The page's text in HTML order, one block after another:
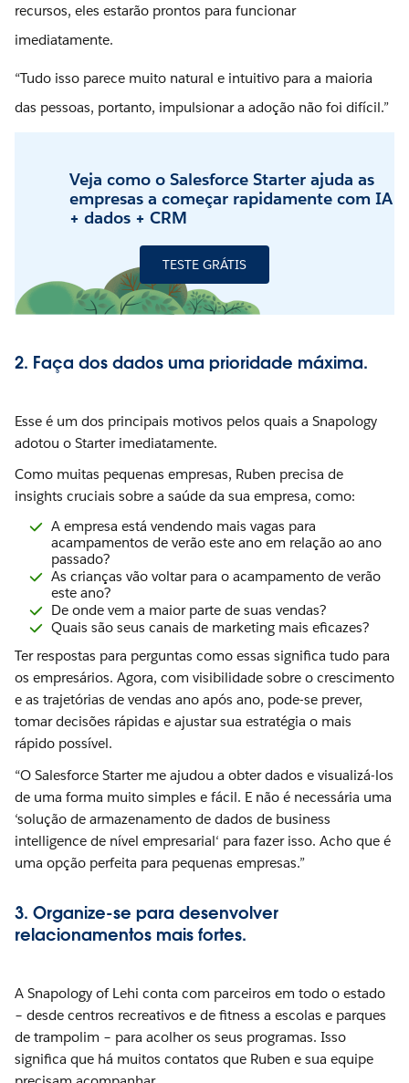
recursos, eles estarão prontos para funcionar
imediatamente.
“Tudo isso parece muito natural e intuitivo para a maioria
das pessoas, portanto, impulsionar a adoção não foi difícil.”
Veja como o Salesforce Starter ajuda as
empresas a começar rapidamente com IA
+ dados + CRM
TESTE GRÁTIS
2. Faça dos dados uma prioridade máxima.
Esse é um dos principais motivos pelos quais a Snapology
adotou o Starter imediatamente.
Como muitas pequenas empresas, Ruben precisa de
insights cruciais sobre a saúde da sua empresa, como:
A empresa está vendendo mais vagas para
acampamentos de verão este ano em relação ao ano
passado?
As crianças vão voltar para o acampamento de verão
este ano?
De onde vem a maior parte de suas vendas?
Quais são seus canais de marketing mais eficazes?
Ter respostas para perguntas como essas significa tudo para
os empresários. Agora, com visibilidade sobre o crescimento
e as trajetórias de vendas ano após ano, pode-se prever,
tomar decisões rápidas e ajustar sua estratégia o mais
rápido possível.
“O Salesforce Starter me ajudou a obter dados e visualizá-los
de uma forma muito simples e fácil. E não é necessária uma
‘solução de armazenamento de dados de business
intelligence de nível empresarial‘ para fazer isso. Acho que é
uma opção perfeita para pequenas empresas.”
3. Organize-se para desenvolver
relacionamentos mais fortes.
A Snapology of Lehi conta com parceiros em todo o estado
– desde centros recreativos e de fitness a escolas e parques
de trampolim – para acolher os seus programas. Isso
significa que há muitos contatos que Ruben e sua equipe